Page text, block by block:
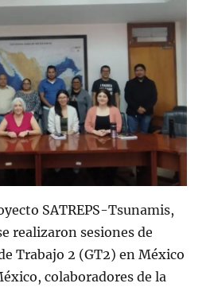
SATREPS-Tsunamis,
realizaron sesiones de
Trabajo 2 (GT2) en México
colaboradores de la